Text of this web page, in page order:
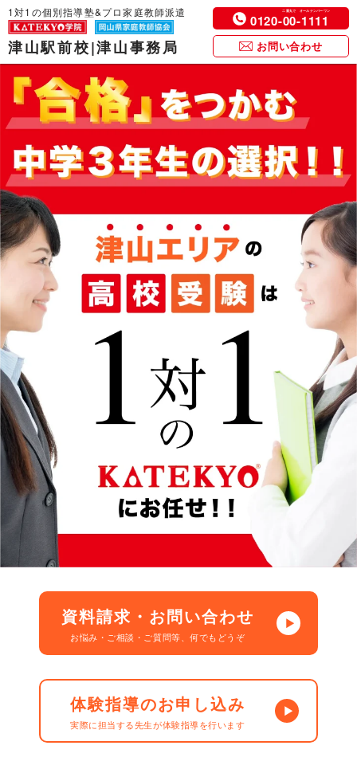
1対1の個別指導塾&プロ家庭教師派遣
津山駅前校|津山事務局
0120-00-1111
お問い合わせ
資料請求・お問い合わせ
お悩み・ご相談・ご質問等、何でもどうぞ
体験指導のお申し込み
実際に担当する先生が体験指導を行います